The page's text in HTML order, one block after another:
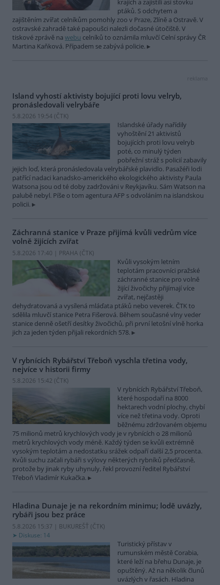
krajích a zajistili asi stovku
ptáků. S odchytem a
zajištěním zvířat celníkům pomohly zoo v Praze, Zlíně a Ostravě. V
ostravské zahradě také papoušci nalezli dočasné útočiště. V
tiskové zprávě na webu celníků to oznámila mluvčí Celní správy ČR
Martina Kaňková. Případem se zabývá policie.
reklama
Island vyhostí aktivisty bojující proti lovu velryb,
pronásledovali velrybáře
5.8.2026 19:54 (ČTK)
Islandské úřady nařídily
vyhoštění 21 aktivistů
bojujících proti lovu velryb
poté, co minulý týden
pobřežní stráž s policií zabavily
jejich loď, která pronásledovala velrybářské plavidlo. Pasažéři lodi
patřící nadaci kanadsko-amerického ekologického aktivisty Paula
Watsona jsou od té doby zadržováni v Reykjavíku. Sám Watson na
palubě nebyl. Píše o tom agentura AFP s odvoláním na islandskou
policii.
Záchranná stanice v Praze přijímá kvůli vedrům více
volně žijících zvířat
5.8.2026 17:40 | PRAHA (ČTK)
Kvůli vysokým letním
teplotám pracovníci pražské
záchranné stanice pro volně
žijící živočichy přijímají více
zvířat, nejčastěji
dehydratovaná a vysílená mláďata ptáků nebo veverek. ČTK to
sdělila mluvčí stanice Petra Fišerová. Během současné vlny veder
stanice denně ošetří desítky živočichů, při první letošní vlně horka
jich za jeden týden přijali rekordních 578.
V rybnících Rybářství Třeboň vyschla třetina vody,
nejvíce v historii firmy
5.8.2026 15:42 (ČTK)
V rybnících Rybářství Třeboň,
které hospodaří na 8000
hektarech vodní plochy, chybí
více než třetina vody. Oproti
běžnému zdržovaném objemu
75 milionů metrů krychlových vody je v rybnících o 28 milionů
metrů krychlových vody méně. Každý týden se kvůli extrémně
vysokým teplotám a nedostatku srážek odpaří další 2,5 procenta.
Kvůli suchu začali rybáři s výlovy některých rybníků předčasně,
protože by jinak ryby uhynuly, řekl provozní ředitel Rybářství
Třeboň Vladimír Kukačka.
Hladina Dunaje je na rekordním minimu; lodě uvázly,
rybáři jsou bez práce
5.8.2026 15:37 | BUKUREŠŤ (ČTK)
Diskuse: 14
Turistický přístav v
rumunském městě Corabia,
které leží na břehu Dunaje, je
opuštěný. Až na několik člunů
uvázlých v řasách. Hladina